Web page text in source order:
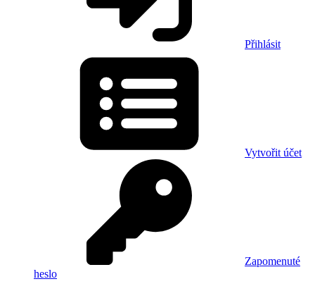
Přihlásit
Vytvořit účet
Zapomenuté
heslo